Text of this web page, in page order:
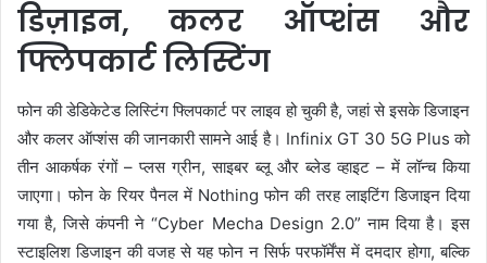
डिज़ाइन, कलर ऑप्शंस और
फ्लिपकार्ट लिस्टिंग
फोन की डेडिकेटेड लिस्टिंग फ्लिपकार्ट पर लाइव हो चुकी है, जहां से इसके डिजाइन
और कलर ऑप्शंस की जानकारी सामने आई है। Infinix GT 30 5G Plus को
तीन आकर्षक रंगों – प्लस ग्रीन, साइबर ब्लू और ब्लेड व्हाइट – में लॉन्च किया
जाएगा। फोन के रियर पैनल में Nothing फोन की तरह लाइटिंग डिजाइन दिया
गया है, जिसे कंपनी ने “Cyber Mecha Design 2.0” नाम दिया है। इस
स्टाइलिश डिजाइन की वजह से यह फोन न सिर्फ परफॉर्मेंस में दमदार होगा, बल्कि